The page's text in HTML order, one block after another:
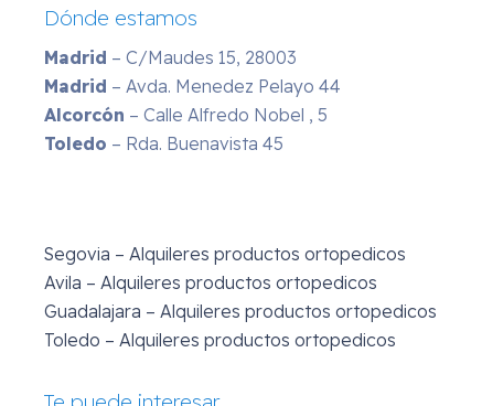
Dónde estamos
Madrid – C/Maudes 15, 28003
Madrid – Avda. Menedez Pelayo 44
Alcorcón – Calle Alfredo Nobel , 5
Toledo – Rda. Buenavista 45
Segovia – Alquileres productos ortopedicos
Avila – Alquileres productos ortopedicos
Guadalajara – Alquileres productos ortopedicos
Toledo – Alquileres productos ortopedicos